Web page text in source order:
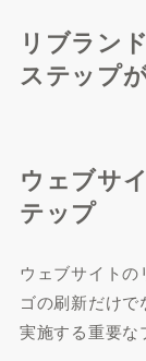
リブラン
ステップ
ウェブサ
テップ
ウェブサイトの
ゴの刷新だけ
実施する重要な